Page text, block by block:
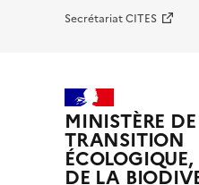
Secrétariat CITES
MINISTÈRE
TRANSITION
ÉCOLOGIQUE,
DE LA